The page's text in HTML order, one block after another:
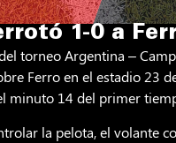
1-0 a
torneo Argentina –
Ferro en el estadio 23
minuto 14 del primer
la pelota, el volante